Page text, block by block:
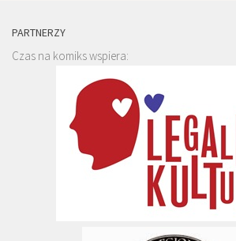
PARTNERZY
Czas na komiks wspiera: